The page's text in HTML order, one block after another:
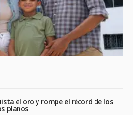
el oro y rompe el récord de los
planos